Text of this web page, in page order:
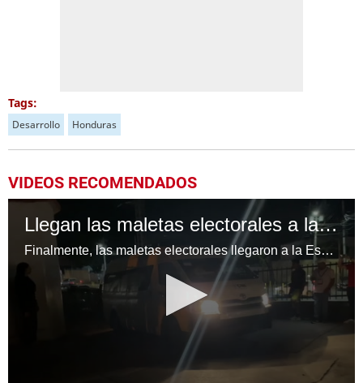
Tags:
Desarrollo Honduras
VIDEOS RECOMENDADOS
Llegan las maletas electorales a la Escuela Normal Mixta "Pedro Nufio"
Finalmente, las maletas electorales llegaron a la Escuela Normal Mixta "Pedro Nufio", permitiendo que el proceso electoral comience con normalidad después de varias horas de retraso.